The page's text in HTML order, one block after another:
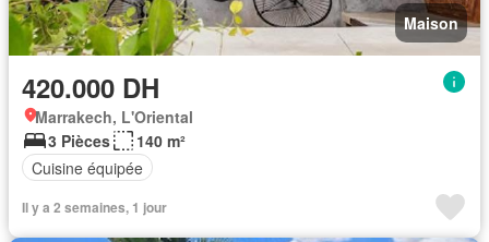
Maison
420.000 DH
Marrakech, L'Oriental
3 Pièces
140 m²
Cuisine équipée
Il y a 2 semaines, 1 jour